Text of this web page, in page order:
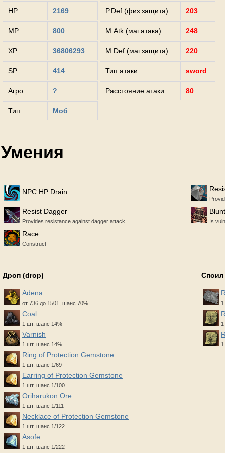
HP 2169
MP 800
XP 36806293
SP 414
Агро ?
Тип Моб
P.Def (физ.защита) 203
M.Atk (маг.атака) 248
M.Def (маг.защита) 220
Тип атаки sword
Расстояние атаки 80
Умения
NPC HP Drain
Resist Dagger
Provides resistance against dagger attack. Is
Race
Construct
Дроп (drop)
Adena
от 736 до 1501, шанс 70%
Coal
1 шт, шанс 14%
Varnish
1 шт, шанс 14%
Ring of Protection Gemstone
1 шт, шанс 1/69
Earring of Protection Gemstone
1 шт, шанс 1/100
Oriharukon Ore
1 шт, шанс 1/111
Necklace of Protection Gemstone
1 шт, шанс 1/122
Asofe
1 шт, шанс 1/222
Споил